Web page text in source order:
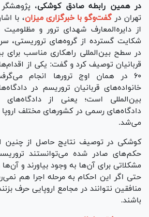
در همین رابطه صادق کوشکی،
تهران درگفت‌وگو با خبرگزاری میزان، با
از دایره‌المعارف شهدای ترور و مظلومیت
شکایت گسترده از گروه‌های تروریستی،
در سطح بین‌المللی راهکاری مناسب برای
قربانیان توصیف کرد و گفت: یکی از
۶۰ در همان اوج ترور‌ها انجام
خانواده‌های قربانیان تروریسم در
بین‌المللی است؛ یعنی از دادگاه‌های
دادگاه‌های رسمی در کشور‌های مختلف
می‌شد.
کوشکی در توصیف نتایج حاصل از چنین
حکم‌های صادر شده می‌توانستند
مشکلاتی برای آن‌ها به وجود بیاورند و آن‌ها
حتی اگر این احکام به مرحله اجرا هم
منافقین نتوانند در مجامع اروپایی حرف
باشند.